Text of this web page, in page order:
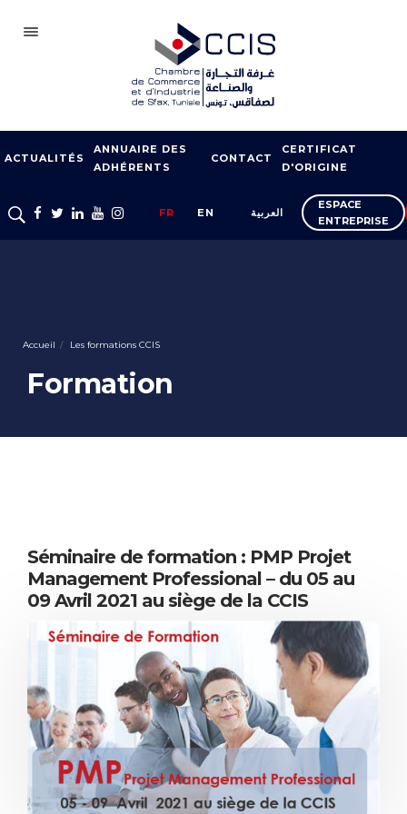
CCIS
FORMATION
SERVICES À
L’ENTREPRISE
ACTUALITÉS
ANNUAIRE DES
ADHÉRENTS
CONTACT
CERTIFICAT
D'ORIGINE
FR EN العربية
ESPACE
ENTREPRISE
Accueil Les formations CCIS
Formation
Séminaire de formation : PMP Projet
Management Professional – du 05 au
09 Avril 2021 au siège de la CCIS